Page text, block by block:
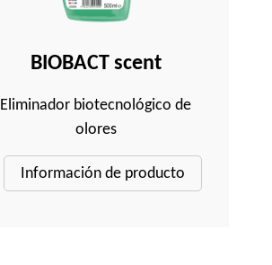
BIOBACT scent
Eliminador biotecnológico de
olores
Información de producto